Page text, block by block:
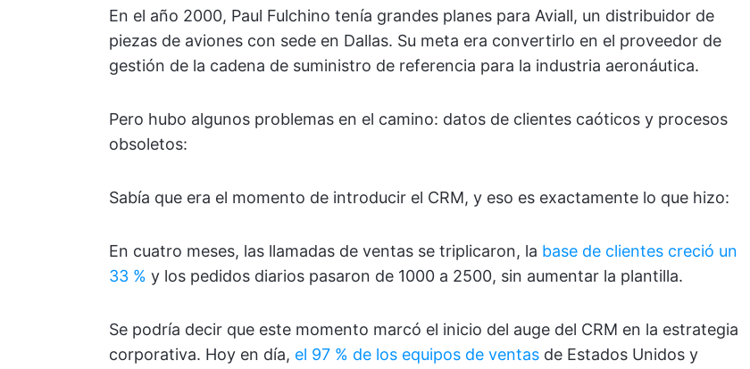
En el año 2000, Paul Fulchino tenía grandes planes para Aviall, un distribuidor de
piezas de aviones con sede en Dallas. Su meta era convertirlo en el proveedor de
gestión de la cadena de suministro de referencia para la industria aeronáutica.
Pero hubo algunos problemas en el camino: datos de clientes caóticos y procesos
obsoletos:
Sabía que era el momento de introducir el CRM, y eso es exactamente lo que hizo:
En cuatro meses, las llamadas de ventas se triplicaron, la base de clientes creció un
33 % y los pedidos diarios pasaron de 1000 a 2500, sin aumentar la plantilla.
Se podría decir que este momento marcó el inicio del auge del CRM en la estrategia
corporativa. Hoy en día, el 97 % de los equipos de ventas de Estados Unidos y